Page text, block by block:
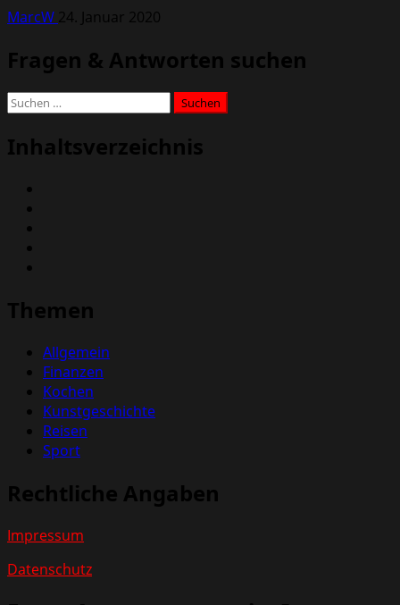
MarcW 24. Januar 2020
Fragen & Antworten suchen
Suchen
Inhaltsverzeichnis
Themen
Allgemein
Finanzen
Kochen
Kunstgeschichte
Reisen
Sport
Rechtliche Angaben
Impressum
Datenschutz